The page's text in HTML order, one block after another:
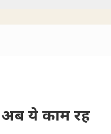
ये काम रह